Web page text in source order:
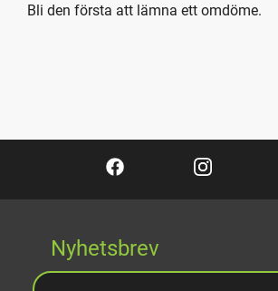
Bli den första att lämna ett omdöme.
Nyhetsbrev